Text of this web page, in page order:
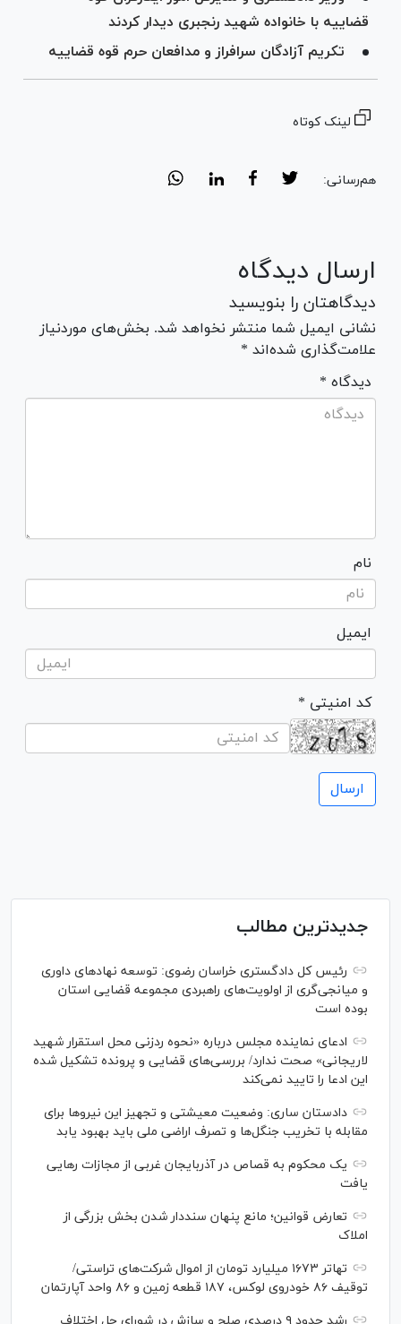
قضاییه با خانواده شهید رنجبری دیدار کردند
تکریم آزادگان سرافراز و مدافعان حرم قوه قضاییه
لینک کوتاه
هم‌رسانی:
ارسال دیدگاه
دیدگاهتان را بنویسید
نشانی ایمیل شما منتشر نخواهد شد. بخش‌های موردنیاز
علامت‌گذاری شده‌اند *
* دیدگاه
نام
ایمیل
* کد امنیتی
جدیدترین مطالب
رئیس کل دادگستری خراسان رضوی: توسعه نهاد‌های داوری
و میانجی‌گری از اولویت‌های راهبردی مجموعه قضایی استان
بوده است
ادعای نماینده مجلس درباره «نحوه ردزنی محل استقرار شهید
لاریجانی» صحت ندارد/ بررسی‌های قضایی و پرونده تشکیل شده
این ادعا را تایید نمی‌کند
دادستان ساری: وضعیت معیشتی و تجهیز این نیرو‌ها برای
مقابله با تخریب جنگل‌ها و تصرف اراضی ملی باید بهبود یابد
یک محکوم به قصاص در آذربایجان‌ غربی از مجازات رهایی
یافت
تعارض قوانین؛ مانع پنهان سنددار شدن بخش بزرگی از
املاک
تهاتر ۱۶۷۳ میلیارد تومان از اموال شرکت‌های تراستی/
توقیف ۸۶ خودروی لوکس، ۱۸۷ قطعه زمین و ۸۶ واحد آپارتمان
رشد حدود ۹ درصدی صلح و سازش در شورای حل اختلاف